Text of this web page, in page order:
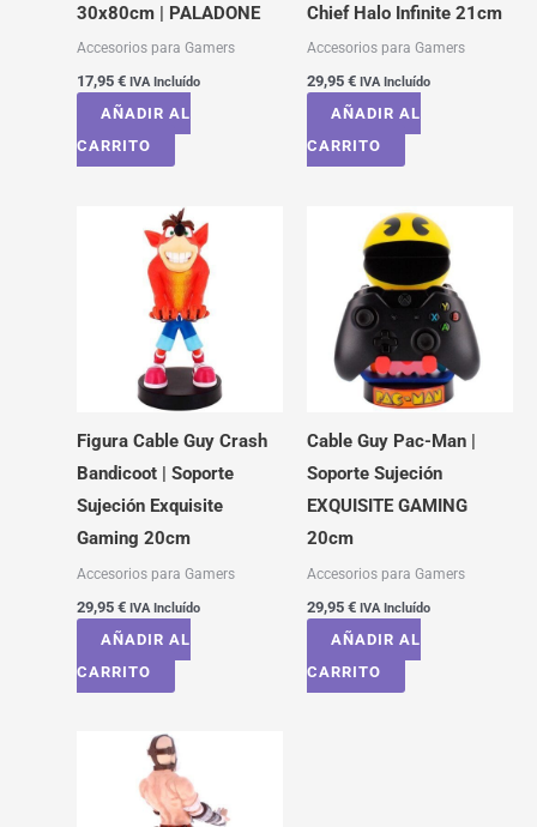
30x80cm | PALADONE
Accesorios para Gamers
17,95 € IVA Incluído
AÑADIR AL
CARRITO
Chief Halo Infinite 21cm
Accesorios para Gamers
29,95 € IVA Incluído
AÑADIR AL
CARRITO
Figura Cable Guy Crash
Bandicoot | Soporte
Sujeción Exquisite
Gaming 20cm
Accesorios para Gamers
29,95 € IVA Incluído
AÑADIR AL
CARRITO
Cable Guy Pac-Man |
Soporte Sujeción
EXQUISITE GAMING
20cm
Accesorios para Gamers
29,95 € IVA Incluído
AÑADIR AL
CARRITO